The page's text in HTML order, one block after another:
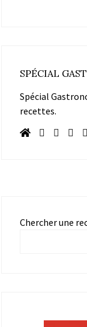
SPÉCIAL
Spécial
recettes.
Chercher une